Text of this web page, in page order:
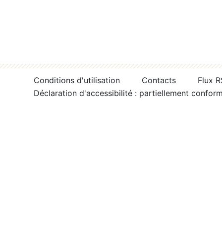
Conditions d'utilisation Contacts
Flux
Déclaration d'accessibilité : partiellement